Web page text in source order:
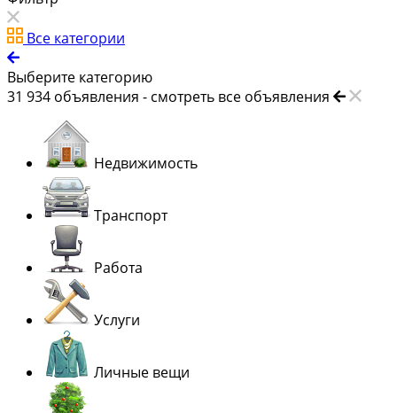
Все категории
Выберите категорию
31 934 объявления - смотреть все объявления
Недвижимость
Транспорт
Работа
Услуги
Личные вещи